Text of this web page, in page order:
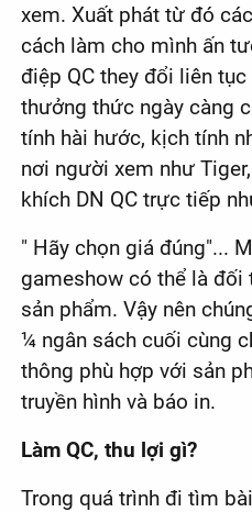
xem. Xuất phát từ đó
cách làm cho mình ấn
điệp QC they đổi liên
thưởng thức ngày càng
tính hài hước, kịch tính
nơi người xem như
khích DN QC trực tiếp
" Hãy chọn giá đúng"...
gameshow có thể là đối
sản phẩm. Vậy nên
¼ ngân sách cuối cùng
thông phù hợp với sản
truyền hình và báo in.
Làm QC, thu lợi gì?
Trong quá trình đi tìm